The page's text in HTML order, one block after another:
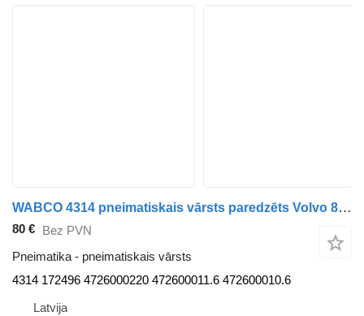
WABCO 4314 pneimatiskais vārsts paredzēts Volvo 8700 autobusa
80 € Bez PVN
Pneimatika - pneimatiskais vārsts
4314 172496 4726000220 472600011.6 472600010.6
Latvija